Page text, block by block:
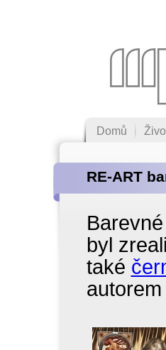
Domů
RE-ART
byl
také